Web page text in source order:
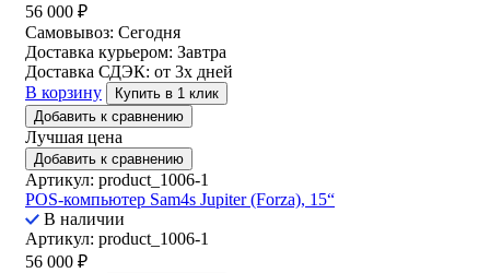
56 000 ₽
Самовывоз: Сегодня
Доставка курьером: Завтра
Доставка СДЭК: от 3х дней
В корзину
Купить в 1 клик
Добавить к сравнению
Лучшая цена
Добавить к сравнению
Артикул: product_1006-1
POS-компьютер Sam4s Jupiter (Forza), 15“
В наличии
Артикул: product_1006-1
56 000 ₽